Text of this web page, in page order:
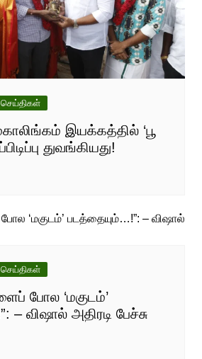
செய்திகள்
இயக்கத்தில் ‘பூ
துவங்கியது!
செய்திகள்
போல ‘மகுடம்’
– விஷால் அதிரடி பேச்சு